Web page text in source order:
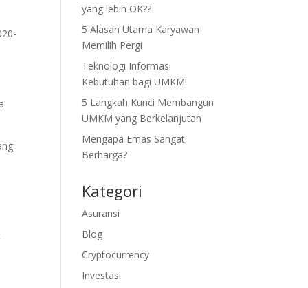
yang lebih OK??
5 Alasan Utama Karyawan
Memilih Pergi
Teknologi Informasi
Kebutuhan bagi UMKM!
5 Langkah Kunci Membangun
UMKM yang Berkelanjutan
Mengapa Emas Sangat
Berharga?
Kategori
Asuransi
Blog
Cryptocurrency
Investasi